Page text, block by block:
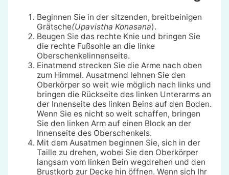
Beginnen Sie in der sitzenden, breitbeinigen
Grätsche(Upavistha Konasana).
Beugen Sie das rechte Knie und bringen Sie
die rechte Fußsohle an die linke
Oberschenkelinnenseite.
Einatmend strecken Sie die Arme nach oben
zum Himmel. Ausatmend lehnen Sie den
Oberkörper so weit wie möglich nach links und
bringen die Rückseite des linken Unterarms an
der Innenseite des linken Beins auf den Boden.
Wenn Sie es nicht so weit schaffen, bringen
Sie den linken Arm auf einen Block an der
Innenseite des Oberschenkels.
Mit dem Ausatmen beginnen Sie, sich in der
Taille zu drehen, wobei Sie den Oberkörper
langsam vom linken Bein wegdrehen und den
Brustkorb zur Decke hin öffnen. Wenn sich Ihr